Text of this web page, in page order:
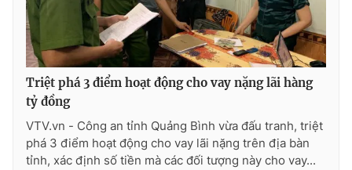
Cơ quan chủ quản:Đài Truyền hình Việt Nam
Cơ quan báo chí:Thời báo VTV
Giấy phép hoạt động báo in và báo điện tử số 483/GP-BTTTT
cấp ngày 29/12/2023
Tổng Biên tập:
Phó Tổng Biên tập:
Nguyễn Thị Mỹ Hạnh, Phạm Quốc Thắng,
Nguyễn Trọng Ninh
Tổng đài VTV:024.38 355 931 - 024.38 355 932
Triệt phá 3 điểm hoạt động cho vay nặng lãi hàng
tỷ đồng
VTV.vn - Công an tỉnh Quảng Bình vừa đấu tranh, triệt
phá 3 điểm hoạt động cho vay lãi nặng trên địa bàn
tỉnh, xác định số tiền mà các đối tượng này cho vay...